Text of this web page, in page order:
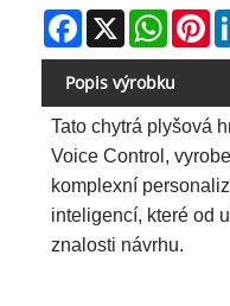
Facebook
X
Popis výrobku
Tato chytrá plyšová
Voice Control,
komplexní
inteligencí, které od
znalosti návrhu.